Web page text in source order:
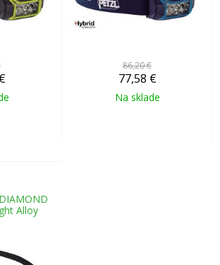
€
86,20 €
77,58 €
Na sklade
Alloy